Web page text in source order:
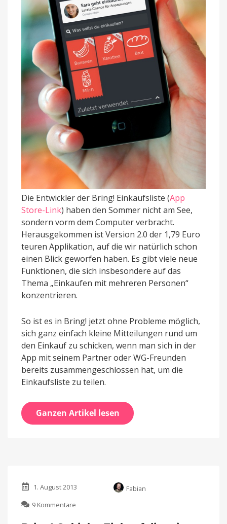
Die Entwickler der Bring! Einkaufsliste (App
Store-Link) haben den Sommer nicht am See,
sondern vorm dem Computer verbracht.
Herausgekommen ist Version 2.0 der 1,79 Euro
teuren Applikation, auf die wir natürlich schon
einen Blick geworfen haben. Es gibt viele neue
Funktionen, die sich insbesondere auf das
Thema „Einkaufen mit mehreren Personen“
konzentrieren.
So ist es in Bring! jetzt ohne Probleme möglich,
sich ganz einfach kleine Mitteilungen rund um
den Einkauf zu schicken, wenn man sich in der
App mit seinem Partner oder WG-Freunden
bereits zusammengeschlossen hat, um die
Einkaufsliste zu teilen.
Ganzen Artikel lesen
1. August 2013
Fabian
9 Kommentare